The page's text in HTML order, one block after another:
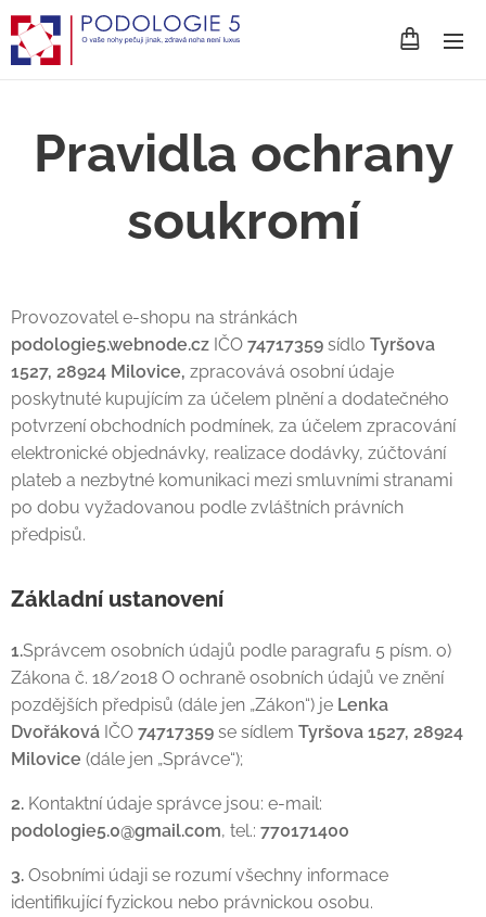
Pravidla ochrany
soukromí
Provozovatel e-shopu na stránkách
podologie5.webnode.cz IČO 74717359 sídlo Tyršova
1527, 28924 Milovice, zpracovává osobní údaje
poskytnuté kupujícím za účelem plnění a dodatečného
potvrzení obchodních podmínek, za účelem zpracování
elektronické objednávky, realizace dodávky, zúčtování
plateb a nezbytné komunikaci mezi smluvními stranami
po dobu vyžadovanou podle zvláštních právních
předpisů.
Základní ustanovení
1.Správcem osobních údajů podle paragrafu 5 písm. o)
Zákona č. 18/2018 O ochraně osobních údajů ve znění
pozdějších předpisů (dále jen „Zákon“) je Lenka
Dvořáková IČO 74717359 se sídlem Tyršova 1527, 28924
Milovice (dále jen „Správce“);
2. Kontaktní údaje správce jsou: e-mail:
podologie5.0@gmail.com, tel.: 770171400
3. Osobními údaji se rozumí všechny informace
identifikující fyzickou nebo právnickou osobu.